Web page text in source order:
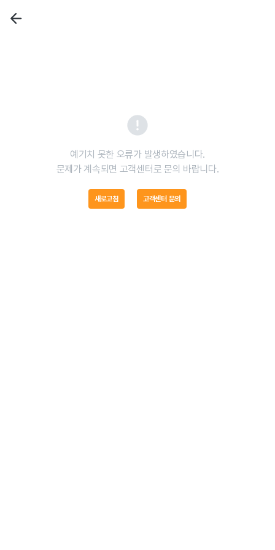
예기치 못한 오류가 발생하였습니다.
문제가 계속되면 고객센터로 문의 바랍니다.
새로고침 고객센터 문의